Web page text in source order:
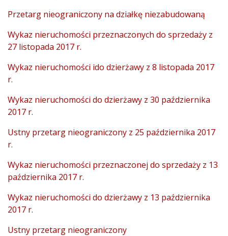
Przetarg nieograniczony na działkę niezabudowaną
Wykaz nieruchomości przeznaczonych do sprzedaży z
27 listopada 2017 r.
Wykaz nieruchomości ido dzierżawy z 8 listopada 2017
r.
Wykaz nieruchomości do dzierżawy z 30 października
2017 r.
Ustny przetarg nieograniczony z 25 października 2017
r.
Wykaz nieruchomości przeznaczonej do sprzedaży z 13
października 2017 r.
Wykaz nieruchomości do dzierżawy z 13 października
2017 r.
Ustny przetarg nieograniczony